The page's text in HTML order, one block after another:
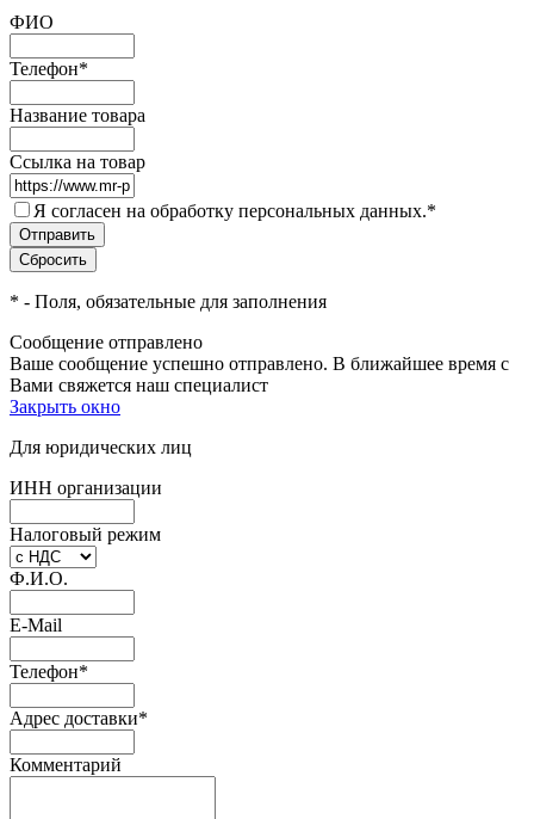
ФИО
Телефон*
Название товара
Ссылка на товар
Я согласен на обработку персональных данных.*
* - Поля, обязательные для заполнения
Сообщение отправлено
Ваше сообщение успешно отправлено. В ближайшее время с
Вами свяжется наш специалист
Закрыть окно
Для юридических лиц
ИНН организации
Налоговый режим
Ф.И.О.
E-Mail
Телефон*
Адрес доставки*
Комментарий